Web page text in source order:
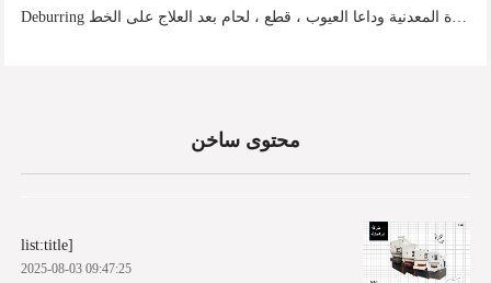
Deburring آلة تسمح الطائرة المعدنية وداعا العيوب ، قطع ، لحام بعد العلاج على الخط
محتوى ساخن
list:title]
2025-08-03 09:47:25